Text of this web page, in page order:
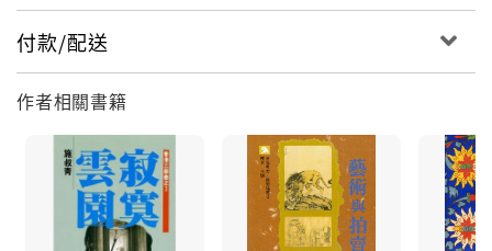
付款/配送
作者相關書籍